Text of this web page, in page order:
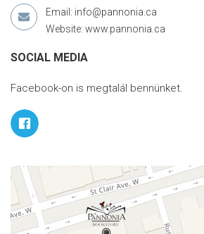
Email: info@pannonia.ca
Website: www.pannonia.ca
SOCIAL MEDIA
Facebook-on is megtalál bennünket.